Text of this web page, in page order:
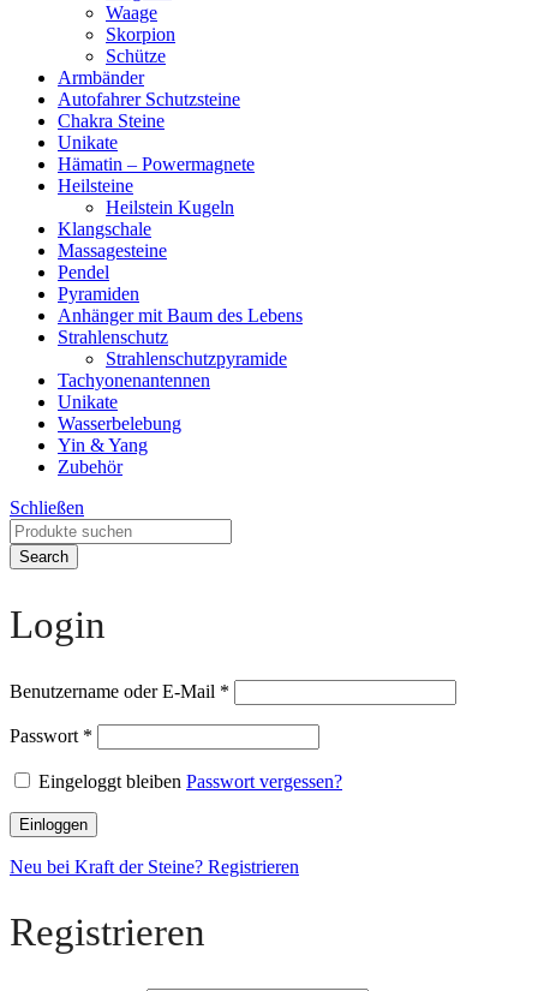
Waage
Skorpion
Schütze
Armbänder
Autofahrer Schutzsteine
Chakra Steine
Unikate
Hämatin – Powermagnete
Heilsteine
Heilstein Kugeln
Klangschale
Massagesteine
Pendel
Pyramiden
Anhänger mit Baum des Lebens
Strahlenschutz
Strahlenschutzpyramide
Tachyonenantennen
Unikate
Wasserbelebung
Yin & Yang
Zubehör
Schließen
Search
Login
Benutzername oder E-Mail *
Passwort *
Eingeloggt bleiben Passwort vergessen?
Einloggen
Neu bei Kraft der Steine? Registrieren
Registrieren